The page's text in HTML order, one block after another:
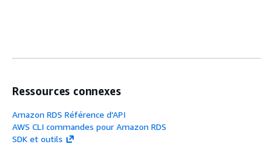
Ressources connexes
Amazon RDS Référence d'API
AWS CLI commandes pour Amazon RDS
SDK et outils